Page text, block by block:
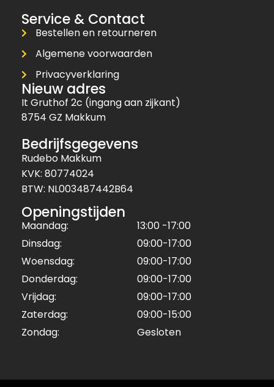
Service & Contact
Bestellen en retourneren
Algemene voorwaarden
Privacyverklaring
Nieuw adres
It Gruthof 2c (ingang aan zijkant)
8754 GZ Makkum
Bedrijfsgegevens
Rudebo Makkum
KVK: 80774024
BTW: NL003487442B64
Openingstijden
Maandag:
13:00 -17:00
Dinsdag:
09:00-17:00
Woensdag:
09:00-17:00
Donderdag:
09:00-17:00
Vrijdag:
09:00-17:00
Zaterdag:
09:00-15:00
Zondag:
Gesloten